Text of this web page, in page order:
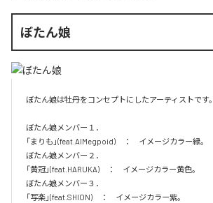
ぼたん娘
ぼたん娘は牡丹をコンセプトにしたアーティストです。
ぼたん娘メンバー１．
「まりも」(feat.AIMegpoid)　：　イメージカラー緑。
ぼたん娘メンバー２．
「黄冠」(feat.HARUKA)　：　イメージカラー黄色。
ぼたん娘メンバー３．
「写楽」(feat.SHION)　：　イメージカラー紫。